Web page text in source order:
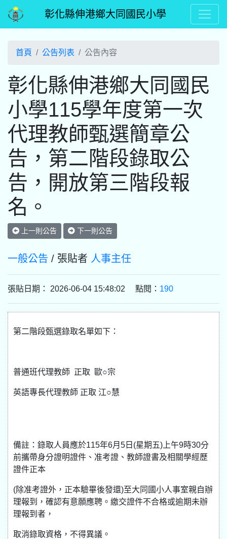
彰化縣伸港鄉大同國民小學
首頁 公告列表 公告內容
彰化縣伸港鄉大同國民
小學115學年度第一次
代理教師甄選簡章公
告，第二階段錄取公
告，開放第三階段報
名。
上一則公告 下一則公告
一般公告 / 張貼者 人事主任
張貼日期： 2026-06-04 15:48:02 點閱： 190
第二階段甄選錄取名單如下：
普通班代理教師 正取 歐○宗
英語專長代理教師 正取 江○慧
備註：錄取人員應於115年6月5日(星期五)上午9時30分
前攜帶身分證明證件、准考證、教師證書及相關學經歷
證件正本
(除准考證外，正本驗畢後發還)至大同國小人事室親自辦
理報到，確認有意願應聘。繳交證件不合格或逾期未辦
理報到者，
取消錄取資格，不得異議。